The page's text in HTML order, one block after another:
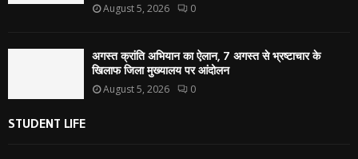
August 5, 2026 0
अगस्त क्रांति अभियान का ऐलान, 7 अगस्त से भ्रष्टाचार के
खिलाफ जिला मुख्यालय पर आंदोलन
August 5, 2026 0
STUDENT LIFE